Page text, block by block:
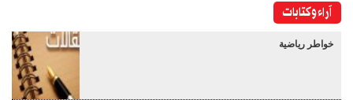
آراء وكتابات
خواطر رياضية